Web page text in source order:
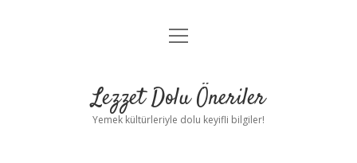
Anasayfa
Yasal Uyarı
menüyü
Lezzet Dolu Öneriler
Yemek kültürleriyle dolu keyifli bilgiler!